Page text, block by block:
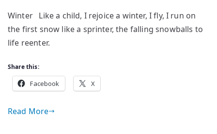
by
Vyacheslav
Winter Like a child, I rejoice a winter, I fly, I run on
the first snow like a sprinter, the falling snowballs to
life reenter.
Share this:
Facebook X
Read More